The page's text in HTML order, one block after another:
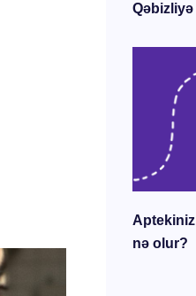
Aptekiniz
nə olur?